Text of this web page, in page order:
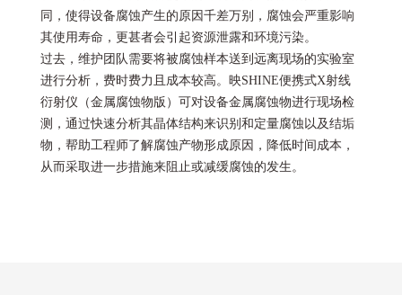
同，使得设备腐蚀产生的原因千差万别，腐蚀会严重影响
其使用寿命，更甚者会引起资源泄露和环境污染。
过去，维护团队需要将被腐蚀样本送到远离现场的实验室
进行分析，费时费力且成本较高。映SHINE便携式X射线
衍射仪（金属腐蚀物版）可对设备金属腐蚀物进行现场检
测，通过快速分析其晶体结构来识别和定量腐蚀以及结垢
物，帮助工程师了解腐蚀产物形成原因，降低时间成本，
从而采取进一步措施来阻止或减缓腐蚀的发生。